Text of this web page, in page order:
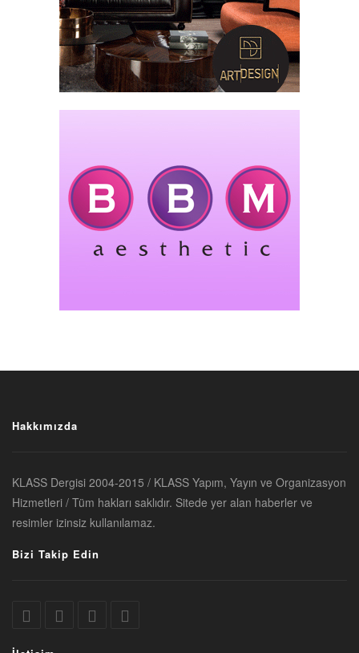
Hakkımızda
KLASS Dergisi 2004-2015 / KLASS Yapım, Yayın ve Organizasyon
Hizmetleri / Tüm hakları saklıdır. Sitede yer alan haberler ve
resimler izinsiz kullanılamaz.
Bizi Takip Edin